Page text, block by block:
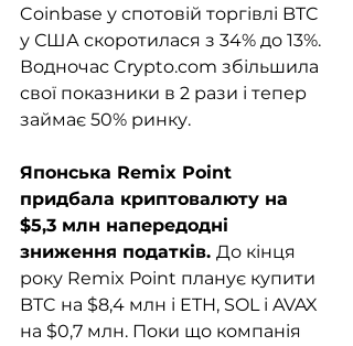
Coinbase у спотовій торгівлі BTC
у США скоротилася з 34% до 13%.
Водночас Crypto.com збільшила
свої показники в 2 рази і тепер
займає 50% ринку.
Японська Remix Point
придбала криптовалюту на
$5,3 млн напередодні
зниження податків. До кінця
року Remix Point планує купити
BTC на $8,4 млн і ETH, SOL і AVAX
на $0,7 млн. Поки що компанія